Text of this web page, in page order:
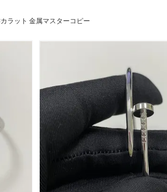
ラット 金属マスターコピー